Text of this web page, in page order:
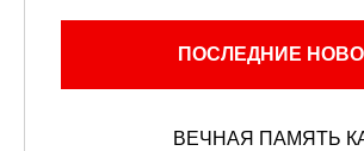
ПОСЛЕДНИЕ
ВЕЧНАЯ ПАМЯТЬ